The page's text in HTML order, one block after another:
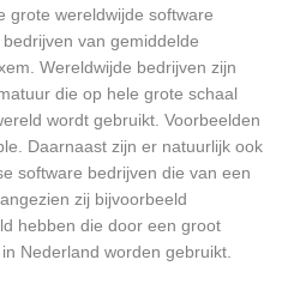
grote wereldwijde software
van gemiddelde
Wereldwijde bedrijven zijn
die op hele grote schaal
wordt gebruikt. Voorbeelden
Daarnaast zijn er natuurlijk ook
software bedrijven die van een
zij bijvoorbeeld
hebben die door een groot
Nederland worden gebruikt.